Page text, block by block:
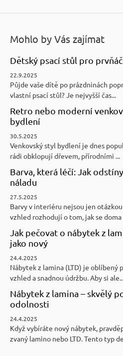
Mohlo by Vás zajímat
Dětský psací stůl pro
22.9.2025
Půjde vaše dítě po prázdninách
vlastní psací stůl? Je nejvyšší čas...
Retro nebo moderní
bydlení
30.5.2025
Venkovský styl bydlení je dnes
rádi obklopují dřevem, přírodními ...
Barva, která léčí: Jak
náladu
27.5.2025
Barvy v interiéru nejsou jen
vzhled rozhodují o tom, jak se doma
Jak pečovat o nábytek z
jako nový
24.4.2025
Nábytek z lamina (LTD) je oblíbený
vzhled a snadnou údržbu. Aby si
Nábytek z lamina – skvělý
odolnosti
24.4.2025
Když vybíráte nový nábytek,
zvaný lamino nebo LTD. Tento typ